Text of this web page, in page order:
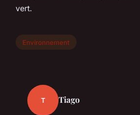
vert.
Environnement
T Tiago